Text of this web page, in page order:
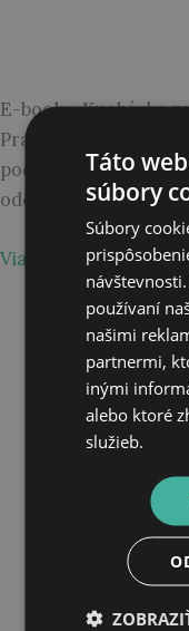
E-book - Kuchárka
Praktický e-book
podporujú tvoj
odolnosť – bez
Viac o e-booku
Táto
súbory
Súbory
používaní
našimi
partnermi,
inými
alebo ktoré
služieb.